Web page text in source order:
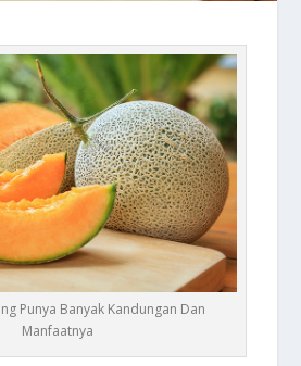
Punya Banyak Kandungan Dan
Manfaatnya